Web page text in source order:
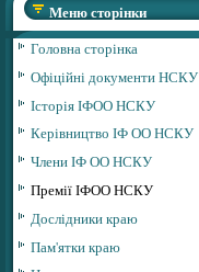
Меню сторінки
Головна сторінка
Офіційні документи НСКУ
Історія ІФОО НСКУ
Керівництво ІФ ОО НСКУ
Члени ІФ ОО НСКУ
Премії ІФОО НСКУ
Дослідники краю
Пам'ятки краю